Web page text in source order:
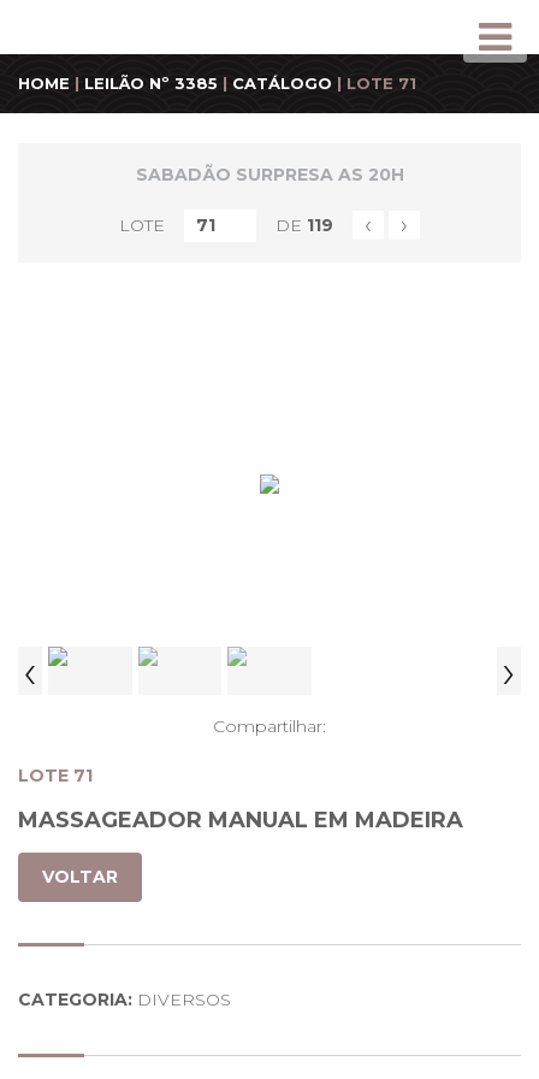
HOME | LEILÃO Nº 3385 | CATÁLOGO | LOTE 71
SABADÃO SURPRESA AS 20H
LOTE DE 119 ‹ ›
‹ ›
Compartilhar:
LOTE 71
MASSAGEADOR MANUAL EM MADEIRA
VOLTAR
CATEGORIA: DIVERSOS